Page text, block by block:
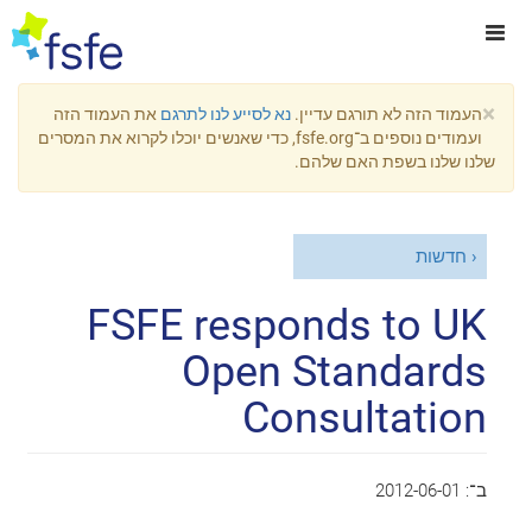
×העמוד הזה לא תורגם עדיין. נא לסייע לנו לתרגם את העמוד הזה
ועמודים נוספים ב־fsfe.org, כדי שאנשים יוכלו לקרוא את המסרים
שלנו שלנו בשפת האם שלהם.
חדשות
FSFE responds to UK
Open Standards
Consultation
ב־: 2012-06-01